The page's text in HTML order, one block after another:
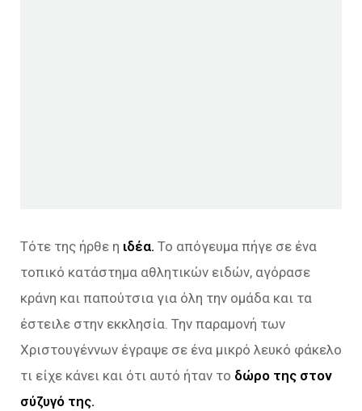
Τότε της ήρθε η ιδέα. Το απόγευμα πήγε σε ένα
τοπικό κατάστημα αθλητικών ειδών, αγόρασε
κράνη και παπούτσια για όλη την ομάδα και τα
έστειλε στην εκκλησία. Την παραμονή των
Χριστουγέννων έγραψε σε ένα μικρό λευκό φάκελο
τι είχε κάνει και ότι αυτό ήταν το δώρο της στον
σύζυγό της.